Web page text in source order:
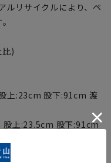
ルリサイクルにより、ペ
比)
上:23cm 股下:91cm 渡
上:23.5cm 股下:91cm
上:24cm 股下:91cm